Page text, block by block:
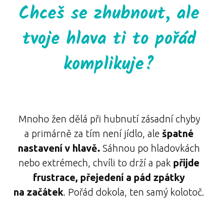
Chceš se zhubnout, ale
tvoje hlava ti to pořád
komplikuje?
Mnoho žen dělá při hubnutí zásadní chyby
a primárně za tím není jídlo, ale špatné
nastavení v hlavě. Sáhnou po hladovkách
nebo extrémech, chvíli to drží a pak přijde
frustrace, přejedení a pád zpátky
na začátek. Pořád dokola, ten samý kolotoč.